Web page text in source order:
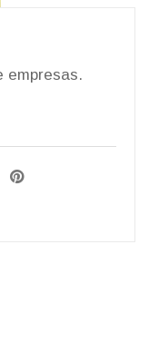
empresas.